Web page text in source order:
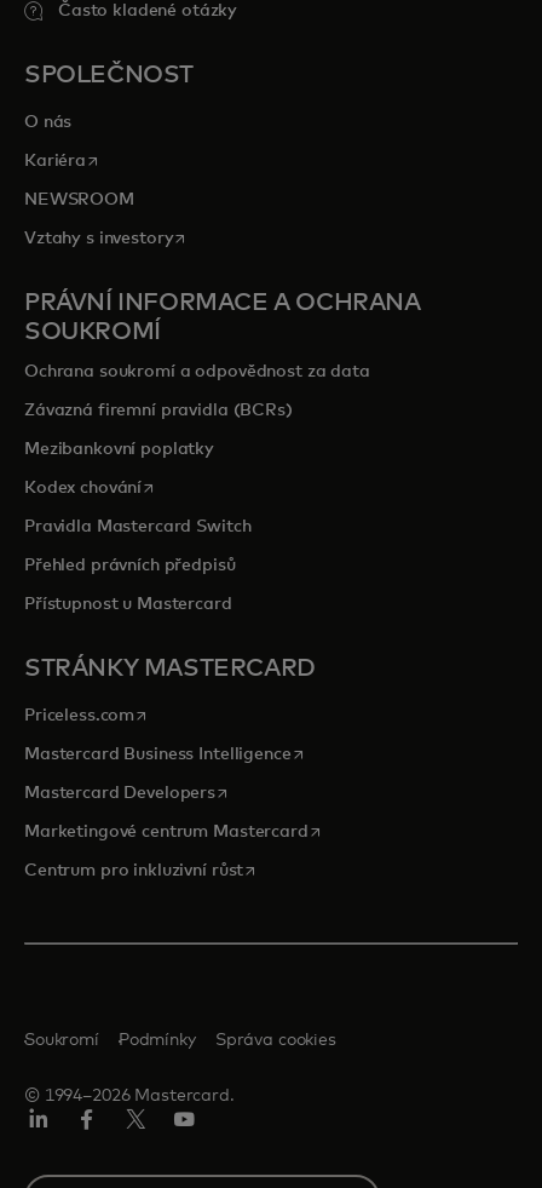
Často kladené otázky
SPOLEČNOST
O nás
Kariéra opens in a new tab
NEWSROOM
Vztahy s investoryopens in a new tab
PRÁVNÍ INFORMACE A OCHRANA
SOUKROMÍ
Ochrana soukromí a odpovědnost za data
Závazná firemní pravidla (BCRs)
Mezibankovní poplatky
Kodex chováníopens in a new tab
Pravidla Mastercard Switch
Přehled právních předpisů
Přístupnost u Mastercard
STRÁNKY MASTERCARD
Priceless.com opens in a new tab
Mastercard Business Intelligenceopens in a new tab
Mastercard Developersopens in a new tab
Marketingové centrum Mastercardopens in a new tab
Centrum pro inkluzivní růstopens in a new tab
© 1994–2026 Mastercard.
Soukromí Podmínky Správa cookies
Select